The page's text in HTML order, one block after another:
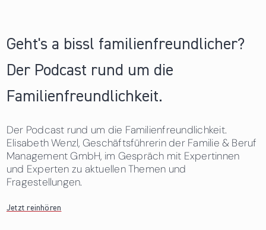
Geht's a bissl familienfreundlicher?
Der Podcast rund um die
Familienfreundlichkeit.
Der Podcast rund um die Familienfreundlichkeit.
Elisabeth Wenzl, Geschäftsführerin der Familie & Beruf
Management GmbH, im Gespräch mit Expertinnen
und Experten zu aktuellen Themen und
Fragestellungen.
Jetzt reinhören